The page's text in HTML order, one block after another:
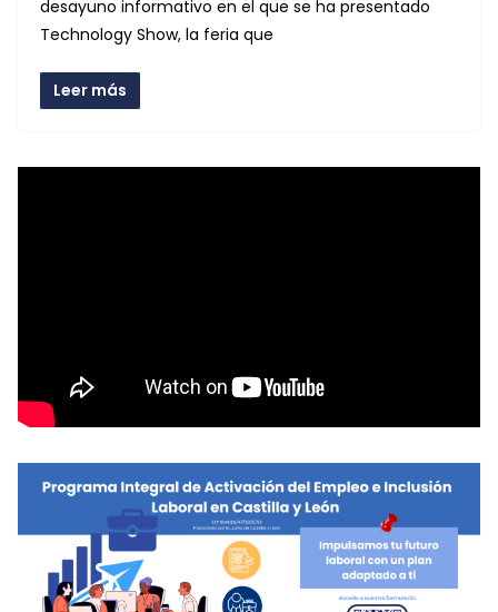
desayuno informativo en el que se ha presentado
Technology Show, la feria que
Leer más